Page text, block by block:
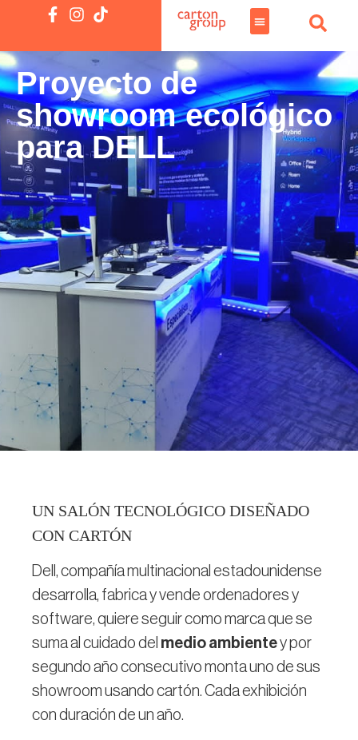
Proyecto de
showroom ecológico
para DELL
UN SALÓN TECNOLÓGICO DISEÑADO
CON CARTÓN
Dell, compañía multinacional estadounidense
desarrolla, fabrica y vende ordenadores y
software, quiere seguir como marca que se
suma al cuidado del medio ambientey por
segundo año consecutivo monta uno de sus
showroom usando cartón. Cada exhibición
con duración de un año.